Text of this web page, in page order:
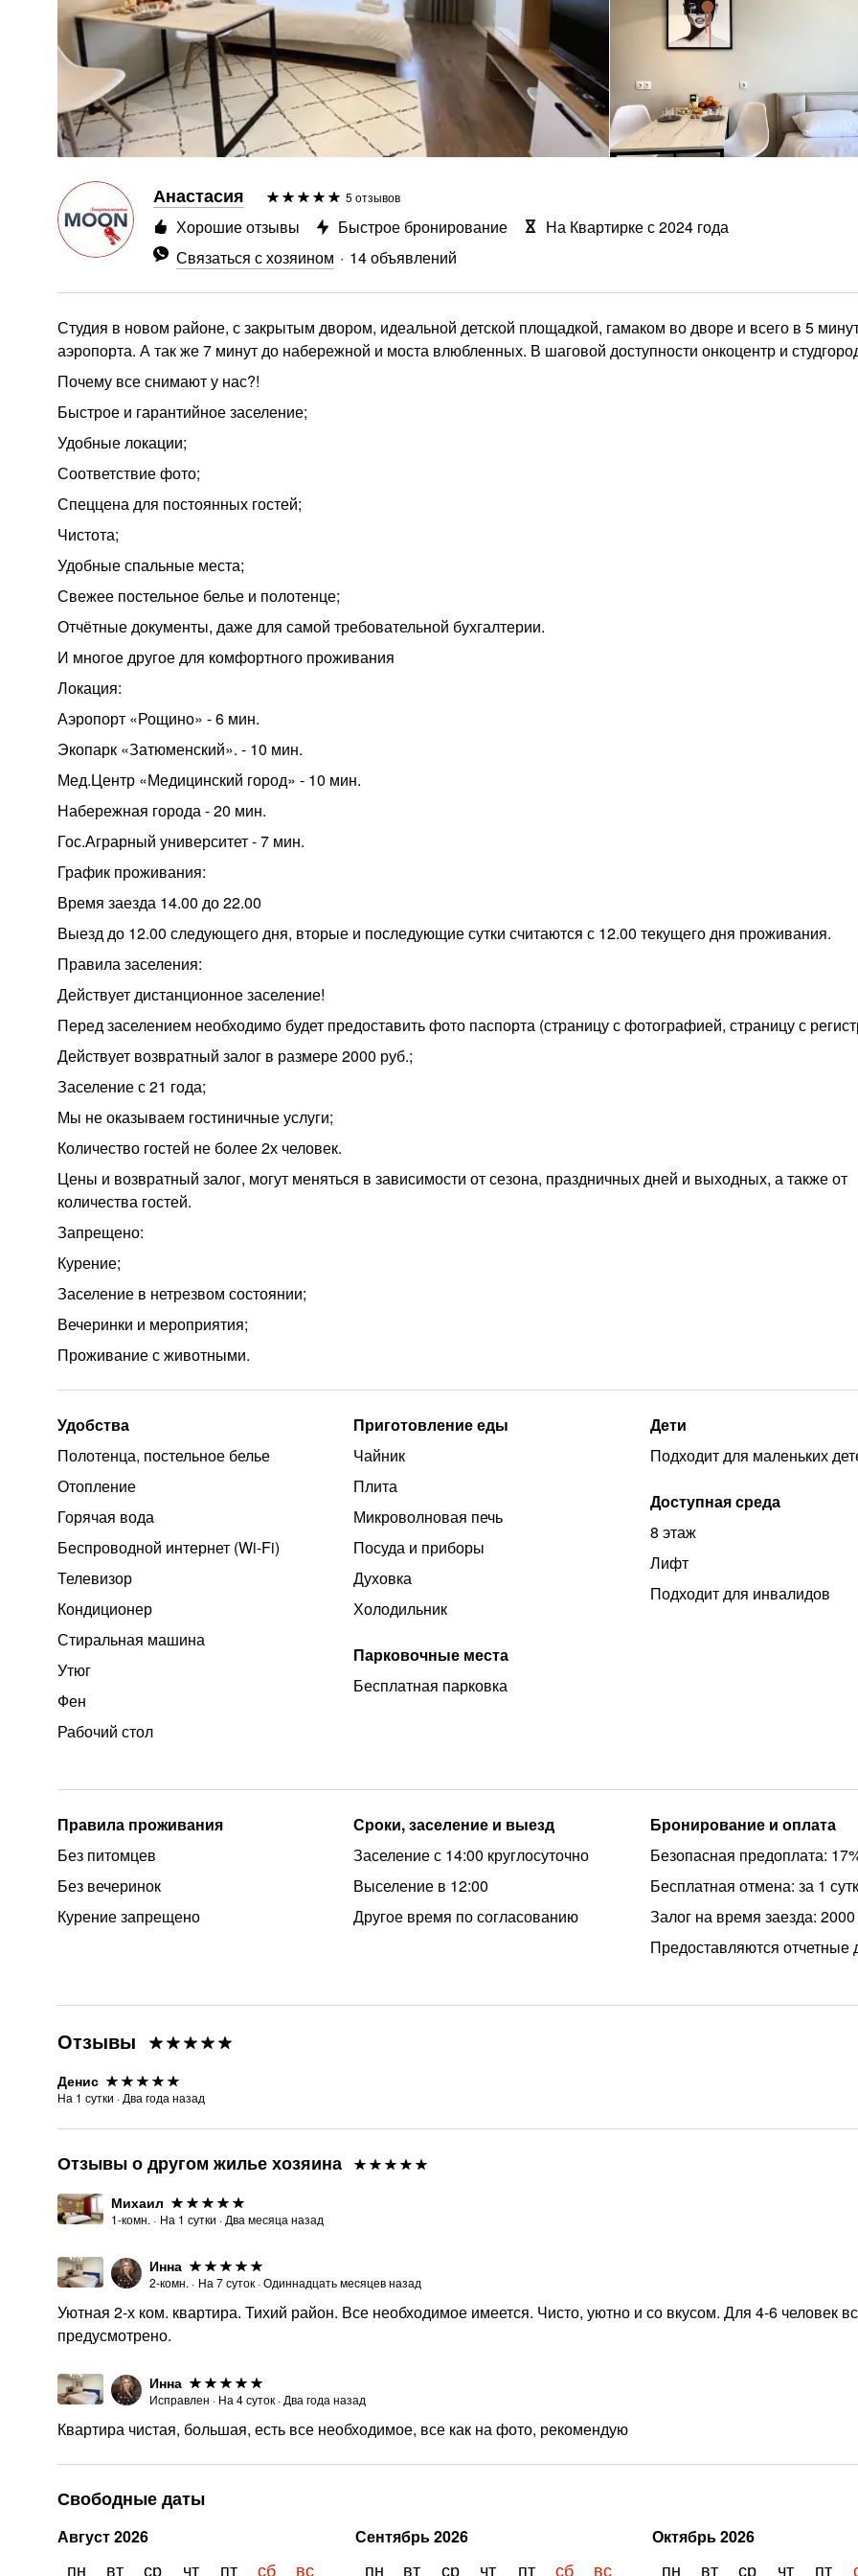
Анастасия 5 отзывов
Связаться с хозяином 14 объявлений
Хорошие отзывы Быстрое бронирование На Квартирке с 2024 года
Студия в новом районе, с закрытым двором, идеальной детской площадкой, гамаком во дворе и всего в 5
аэропорта. А так же 7 минут до набережной и моста влюбленных. В шаговой доступности онкоцентр и
Почему все снимают у нас?!
Быстрое и гарантийное заселение;
Удобные локации;
Соответствие фото;
Спеццена для постоянных гостей;
Чистота;
Удобные спальные места;
Свежее постельное белье и полотенце;
Отчётные документы, даже для самой требовательной бухгалтерии.
И многое другое для комфортного проживания
Локация:
Аэропорт «Рощино» - 6 мин.
Экопарк «Затюменский». - 10 мин.
Мед.Центр «Медицинский город» - 10 мин.
Набережная города - 20 мин.
Гос.Аграрный университет - 7 мин.
График проживания:
Время заезда 14.00 до 22.00
Выезд до 12.00 следующего дня, вторые и последующие сутки считаются с 12.00 текущего дня проживания.
Правила заселения:
Действует дистанционное заселение!
Перед заселением необходимо будет предоставить фото паспорта (страницу с фотографией, страницу с
Действует возвратный залог в размере 2000 руб.;
Заселение с 21 года;
Мы не оказываем гостиничные услуги;
Количество гостей не более 2х человек.
Цены и возвратный залог, могут меняться в зависимости от сезона, праздничных дней и выходных, а также от
количества гостей.
Запрещено:
Курение;
Заселение в нетрезвом состоянии;
Вечеринки и мероприятия;
Проживание с животными.
Удобства
Полотенца, постельное белье
Отопление
Горячая вода
Беспроводной интернет (Wi‑Fi)
Телевизор
Кондиционер
Стиральная машина
Утюг
Фен
Рабочий стол
Приготовление еды
Чайник
Плита
Микроволновая печь
Посуда и приборы
Духовка
Холодильник
Парковочные места
Бесплатная парковка
Дети
Подходит для маленьких
Доступная среда
8 этаж
Лифт
Подходит для инвалидов
Правила проживания
Без питомцев
Без вечеринок
Курение запрещено
Сроки, заселение и выезд
Заселение с 14:00 круглосуточно
Выселение в 12:00
Другое время по согласованию
Бронирование и оплата
Безопасная предоплата:
Бесплатная отмена: за 1
Залог на время заезда:
Предоставляются отчетные
Свободные даты
Август2026
пн вт ср чт пт сб вс
Сентябрь2026
пн вт ср чт пт сб вс
Октябрь2026
пн вт ср чт пт
Отзывы
Денис
На 1 сутки · Два года назад
Отзывы о другом жилье хозяина
Михаил
1-комн. · На 1 сутки · Два месяца назад
Инна
2-комн. · На 7суток ·Одиннадцать месяцев назад
Уютная 2-х ком. квартира. Тихий район. Все необходимое имеется. Чисто, уютно и со вкусом. Для 4-6 человек
предусмотрено.
Инна
Исправлен · На 4суток · Два года назад
Квартира чистая, большая, есть все необходимое, все как на фото, рекомендую